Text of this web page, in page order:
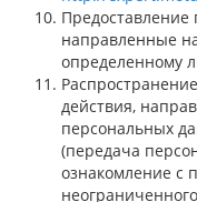
Предоставление
направленные
определенному
действия,
персональных
(передача
ознакомление с